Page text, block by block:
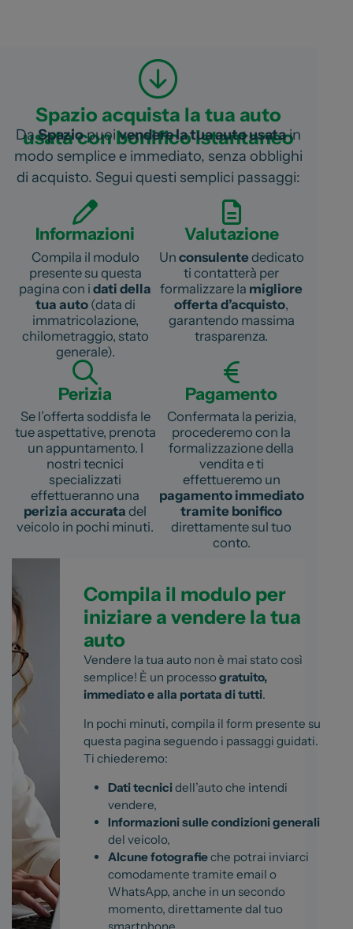
Spazio acquista la tua auto
usata con bonifico istantaneo
DaSpaziopuoivendere la tua auto usatain
modo semplice e immediato, senza obblighi
di acquisto. Segui questi semplici passaggi:
Informazioni
Compila il modulo
presente su questa
pagina con idati della
tua auto(data di
immatricolazione,
chilometraggio, stato
generale).
Valutazione
Un consulentededicato
ti contatterà per
formalizzare la migliore
offerta d’acquisto,
garantendo massima
trasparenza.
Perizia
Se l’offerta soddisfa le
tue aspettative, prenota
un appuntamento. I
nostri tecnici
specializzati
effettueranno una
perizia accurata del
veicolo in pochi minuti.
Pagamento
Confermata la perizia,
procederemo con la
formalizzazione della
vendita e ti
effettueremo un
pagamento immediato
tramite bonifico
direttamente sul tuo
conto.
Compila il modulo per
iniziare a vendere la tua
auto
Vendere la tua auto non è mai stato così
semplice! È un processogratuito,
immediato e alla portata di tutti.
In pochi minuti, compila il form presente su
questa pagina seguendo i passaggi guidati.
Ti chiederemo:
Dati tecnicidell’auto che intendi
vendere,
Informazioni sulle condizioni generali
del veicolo,
Alcune fotografieche potrai inviarci
comodamente tramite email o
WhatsApp, anche in un secondo
momento, direttamente dal tuo